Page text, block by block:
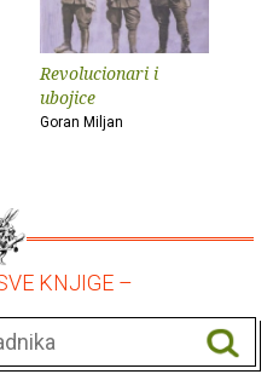
Revolucionari i
ubojice
Goran Miljan
KNJIGE –